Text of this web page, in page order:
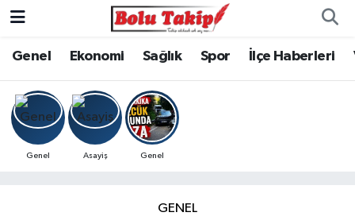
Genel Ekonomi Sağlık Spor İlçe Haberleri
Genel Asayiş Genel
GENEL